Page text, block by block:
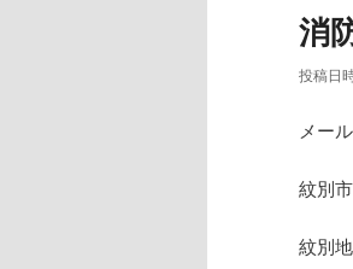
消
投稿日
メー
紋別
紋別